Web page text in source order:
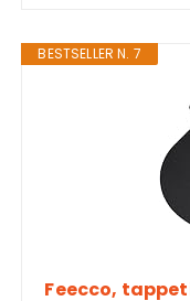
BESTSELLER N. 7
Feecco,